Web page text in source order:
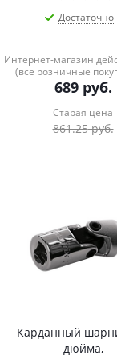
Достаточно
Интернет-магазин
(все розничные
689руб.
Старая цена
861.25руб.
Карданный
дюйма,